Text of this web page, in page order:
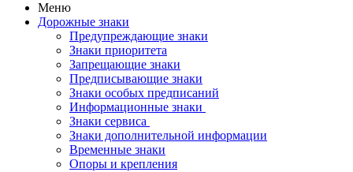
Меню
Дорожные знаки
Предупреждающие знаки
Знаки приоритета
Запрещающие знаки
Предписывающие знаки
Знаки особых предписаний
Информационные знаки
Знаки сервиса
Знаки дополнительной информации
Временные знаки
Опоры и крепления